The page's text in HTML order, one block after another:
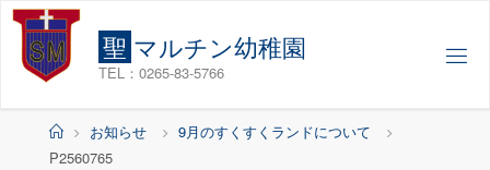
コ
聖 マルチン幼稚園
TEL：0265-83-5766
ホ
ー
お知らせ
9月のすくすくランドについて
P2560765